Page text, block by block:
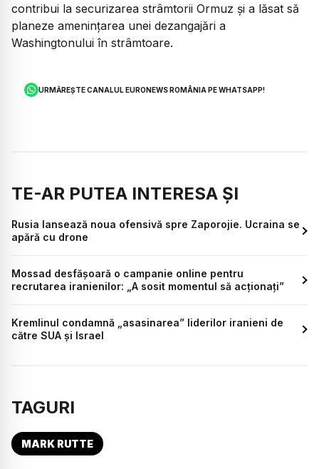
contribui la securizarea strâmtorii Ormuz și a lăsat să
planeze amenințarea unei dezangajări a
Washingtonului în strâmtoare.
URMĂREȘTE CANALUL EURONEWS ROMÂNIA PE WHATSAPP!
TE-AR PUTEA INTERESA ȘI
Rusia lansează noua ofensivă spre Zaporojie. Ucraina se
apără cu drone
Mossad desfășoară o campanie online pentru
recrutarea iranienilor: „A sosit momentul să acționați”
Kremlinul condamnă „asasinarea” liderilor iranieni de
către SUA și Israel
TAGURI
MARK RUTTE